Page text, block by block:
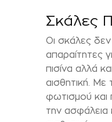
Σκάλες
Οι σκάλες δεν
απαραίτητες
πισίνα αλλά
αισθητική.
φωτισμού και
την ασφάλεια